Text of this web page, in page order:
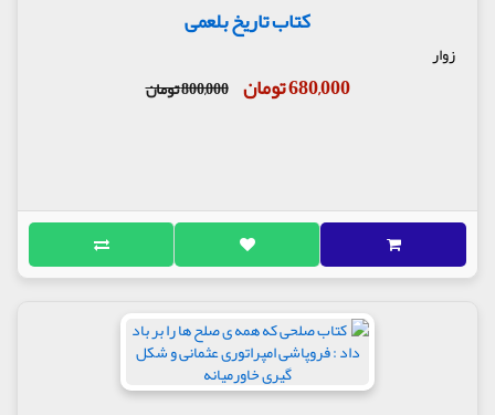
کتاب تاریخ بلعمی
زوار
680,000 تومان 800,000 تومان